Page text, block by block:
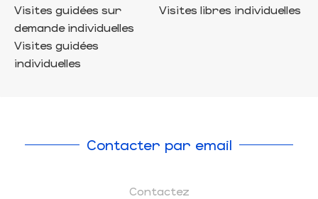
Visites guidées sur
demande individuelles
Visites guidées
individuelles
Visites libres individuelles
Contacter par email
Contactez